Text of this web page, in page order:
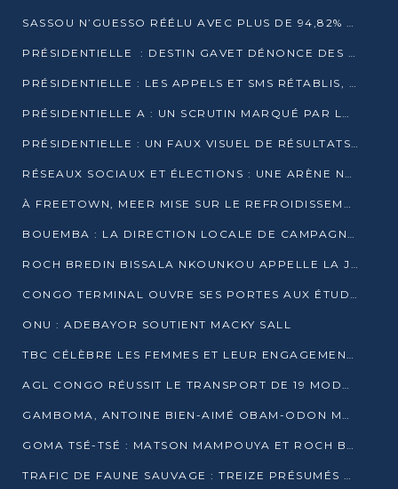
SASSOU N’GUESSO RÉÉLU AVEC PLUS DE 94,82% DES VOIX
PRÉSIDENTIELLE : DESTIN GAVET DÉNONCE DES IRRÉGULARITÉS ET REVENDIQUE LA VICTOIRE
PRÉSIDENTIELLE : LES APPELS ET SMS RÉTABLIS, INTERNET RESTE BLOQUÉ
PRÉSIDENTIELLE A : UN SCRUTIN MARQUÉ PAR LA COUPURE D’INTERNET ET UNE AFFLUENCE TIMIDE À BRAZZAVILLE
PRÉSIDENTIELLE : UN FAUX VISUEL DE RÉSULTATS CIRCULE
RÉSEAUX SOCIAUX ET ÉLECTIONS : UNE ARÈNE NUMÉRIQUE EN PLEINE MUTATION AU CONGO
À FREETOWN, MEER MISE SUR LE REFROIDISSEMENT PASSIF FACE À LA CHALEUR EXTRÊME
BOUEMBA : LA DIRECTION LOCALE DE CAMPAGNE DE DENIS SASSOU N’GUESSO MULTIPLIE LES ACTIVITÉS DE MOBILISATION
ROCH BREDIN BISSALA NKOUNKOU APPELLE LA JEUNESSE DE GOMA TSÉ-TSÉ À UN VOTE MASSIF POUR DENIS SASSOU NGUESSO
CONGO TERMINAL OUVRE SES PORTES AUX ÉTUDIANTS EN TRANSPORT ET LOGISTIQUE
ONU : ADEBAYOR SOUTIENT MACKY SALL
TBC CÉLÈBRE LES FEMMES ET LEUR ENGAGEMENT À L’OCCASION DU 8 MARS
AGL CONGO RÉUSSIT LE TRANSPORT DE 19 MODULES HORS GABARIT ENTRE POINTE-NOIRE ET BRAZZAVILLE
GAMBOMA, ANTOINE BIEN-AIMÉ OBAM-ODON MOBILISE LES 32 148 ÉLECTEURS EN FAVEUR DE DENIS SASSOU NGUESSO
GOMA TSÉ-TSÉ : MATSON MAMPOUYA ET ROCH BREDIN BISSALA NKOUNKOU EN CAMPAGNE DE PROXIMITÉ
TRAFIC DE FAUNE SAUVAGE : TREIZE PRÉSUMÉS TRAFIQUANTS INTERPELLÉS AU CONGO EN 2025